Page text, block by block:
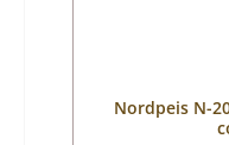
Nordpeis N-